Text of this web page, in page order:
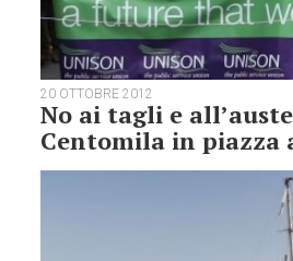
20 OTTOBRE 2012
No ai tagli e
Centomila in piazza